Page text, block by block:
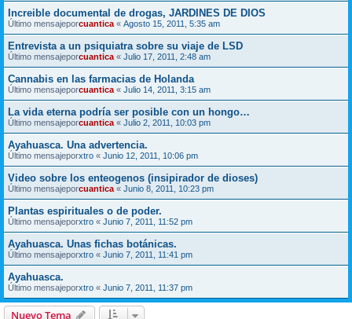
Increible documental de drogas, JARDINES DE DIOS
Último mensajeporcuantica « Agosto 15, 2011, 5:35 am
Entrevista a un psiquiatra sobre su viaje de LSD
Último mensajeporcuantica « Julio 17, 2011, 2:48 am
Cannabis en las farmacias de Holanda
Último mensajeporcuantica « Julio 14, 2011, 3:15 am
La vida eterna podría ser posible con un hongo…
Último mensajeporcuantica « Julio 2, 2011, 10:03 pm
Ayahuasca. Una advertencia.
Último mensajeporxtro « Junio 12, 2011, 10:06 pm
Video sobre los enteogenos (insipirador de dioses)
Último mensajeporcuantica « Junio 8, 2011, 10:23 pm
Plantas espirituales o de poder.
Último mensajeporxtro « Junio 7, 2011, 11:52 pm
Ayahuasca. Unas fichas botánicas.
Último mensajeporxtro « Junio 7, 2011, 11:41 pm
Ayahuasca.
Último mensajeporxtro « Junio 7, 2011, 11:37 pm
Nuevo Tema